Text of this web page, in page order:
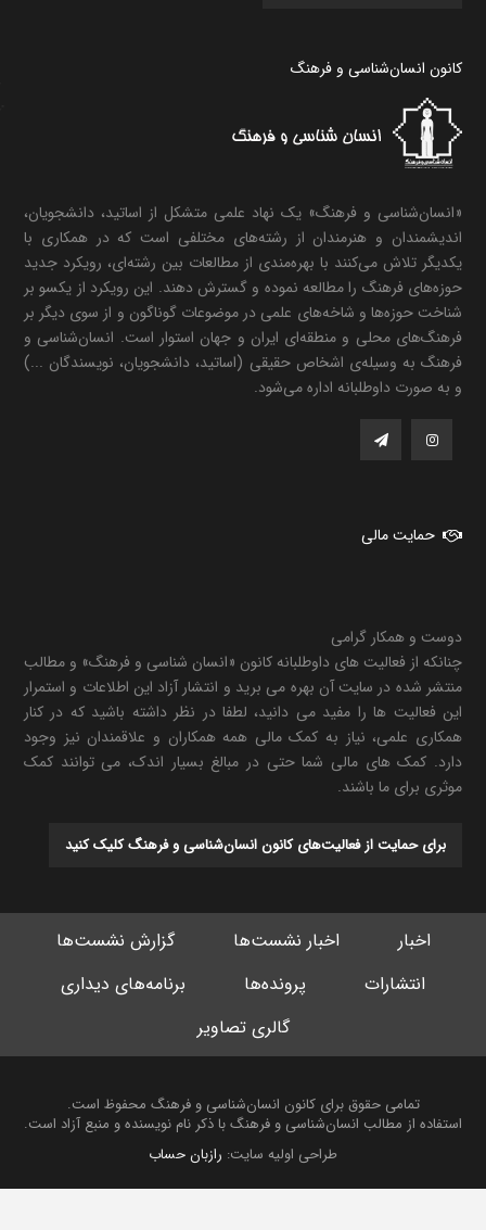
کانون انسان‌شناسی و فرهنگ
«انسان‌شناسی و فرهنگ» یک نهاد علمی متشکل از اساتید، دانشجویان،
اندیشمندان و هنرمندان از رشته‌های مختلفی است که در همکاری با
یکدیگر تلاش می‌کنند با بهره‌مندی از مطالعات بین رشته‌ای، رویکرد جدید
حوزه‌های فرهنگ را مطالعه نموده و گسترش دهند. این رویکرد از یکسو بر
شناخت حوزه‌ها و شاخه‌های علمی در موضوعات گوناگون و از سوی دیگر بر
فرهنگ‌های محلی و منطقه‌ای ایران و جهان استوار است. انسان‌شناسی و
فرهنگ به وسیله‌ی اشخاص حقیقی (اساتید، دانشجویان، نویسندگان ...)
و به صورت داوطلبانه اداره می‌شود.
حمایت مالی
دوست و همکار گرامی
چنانکه از فعالیت های داوطلبانه کانون «انسان شناسی و فرهنگ» و مطالب
منتشر شده در سایت آن بهره می برید و انتشار آزاد این اطلاعات و استمرار
این فعالیت ها را مفید می دانید، لطفا در نظر داشته باشید که در کنار
همکاری علمی، نیاز به کمک مالی همه همکاران و علاقمندان نیز وجود
دارد. کمک های مالی شما حتی در مبالغ بسیار اندک، می توانند کمک
موثری برای ما باشند.
برای حمایت از فعالیت‌های کانون انسان‌شناسی و فرهنگ کلیک کنید
اخبار اخبار نشست‌ها
گزارش نشست‌ها
انتشارات
پرونده‌ها
برنامه‌های دیداری
گالری تصاویر
تمامی حقوق برای کانون انسان‌شناسی و فرهنگ محفوظ است.
استفاده از مطالب انسان‌شناسی و فرهنگ با ذکر نام نویسنده و منبع آزاد است.
طراحی اولیه سایت:رازبان حساب